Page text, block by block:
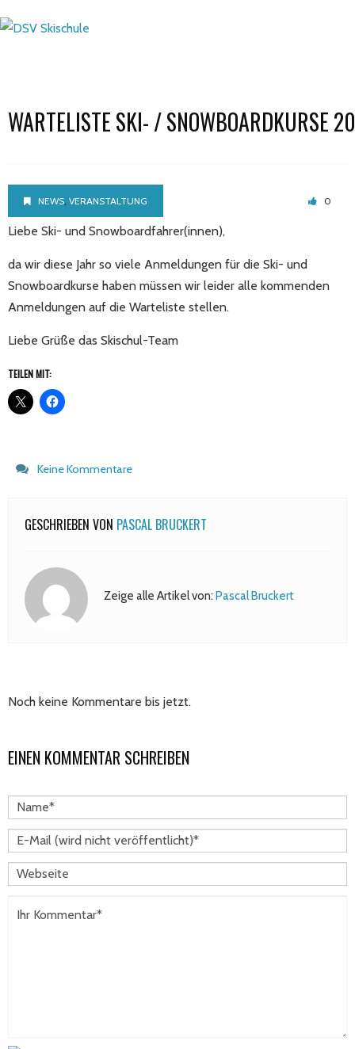
WARTELISTE SKI- / SNOWBOARDKURSE
Liebe Ski- und Snowboardfahrer(innen),
da wir diese Jahr so viele Anmeldungen für die Ski- und
Snowboardkurse haben müssen wir leider alle kommenden
Anmeldungen auf die Warteliste stellen.
Liebe Grüße das Skischul-Team
TEILEN MIT:
NEWS VERANSTALTUNG
Keine Kommentare
0
GESCHRIEBEN VON PASCAL BRUCKERT
Zeige alle Artikel von: Pascal Bruckert
Noch keine Kommentare bis jetzt.
EINEN KOMMENTAR SCHREIBEN